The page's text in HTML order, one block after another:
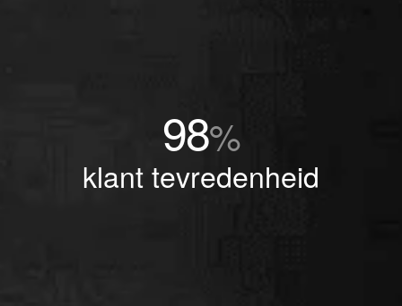
98%
klant tevredenheid